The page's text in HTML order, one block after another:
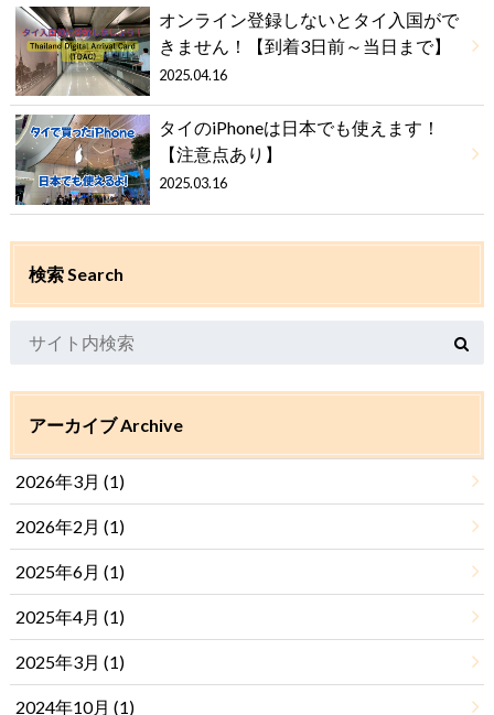
オンライン登録しないとタイ入国がで
きません！【到着3日前～当日まで】
2025.04.16
タイのiPhoneは日本でも使えます！
【注意点あり】
2025.03.16
検索 Search
アーカイブ Archive
2026年3月 (1)
2026年2月 (1)
2025年6月 (1)
2025年4月 (1)
2025年3月 (1)
2024年10月 (1)